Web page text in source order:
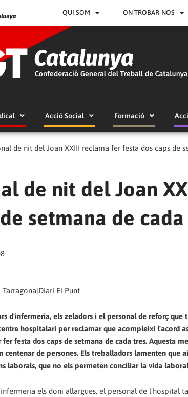
QUI SOM ON TROBAR-NOS
Acció Social Formació
de nit del Joan XXIII reclama fer festa dos caps de
de nit del Joan
setmana de
Tarragona|Diari El Punt
d'infermeria, els zeladors i el personal de reforç
hospitalari per reclamar que acompleixi l'acord
festa dos caps de setmana de cada tres. Aquesta
centenar de persones. Els treballadors lamenten que
laborals, que no els permeten conciliar la vida
els doni allargues, el personal de l'hospital